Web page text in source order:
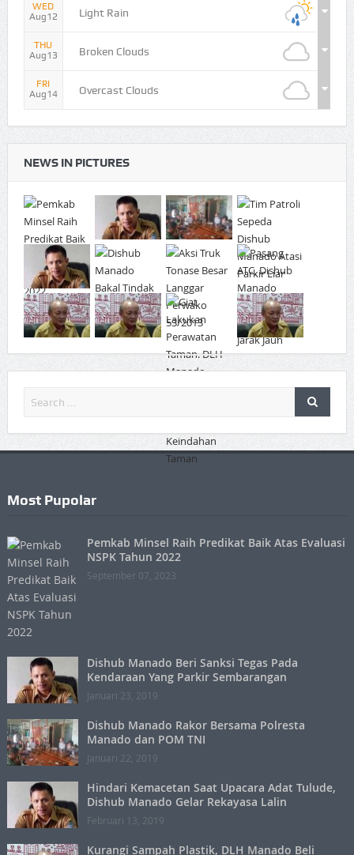
WED
Aug12
Light Rain
THU
Aug13
Broken Clouds
FRI
Aug14
Overcast Clouds
NEWS IN PICTURES
Most Pupolar
Pemkab Minsel Raih Predikat Baik Atas Evaluasi
NSPK Tahun 2022
September 07, 2023
Dishub Manado Beri Sanksi Tegas Pada
Kendaraan Yang Parkir Sembarangan
Januari 23, 2019
Dishub Manado Rakor Bersama Polresta
Manado dan POM TNI
Januari 22, 2019
Hindari Kemacetan Saat Upacara Adat Tulude,
Dishub Manado Gelar Rekayasa Lalin
Februari 13, 2019
Kurangi Sampah Plastik, DLH Manado Beli